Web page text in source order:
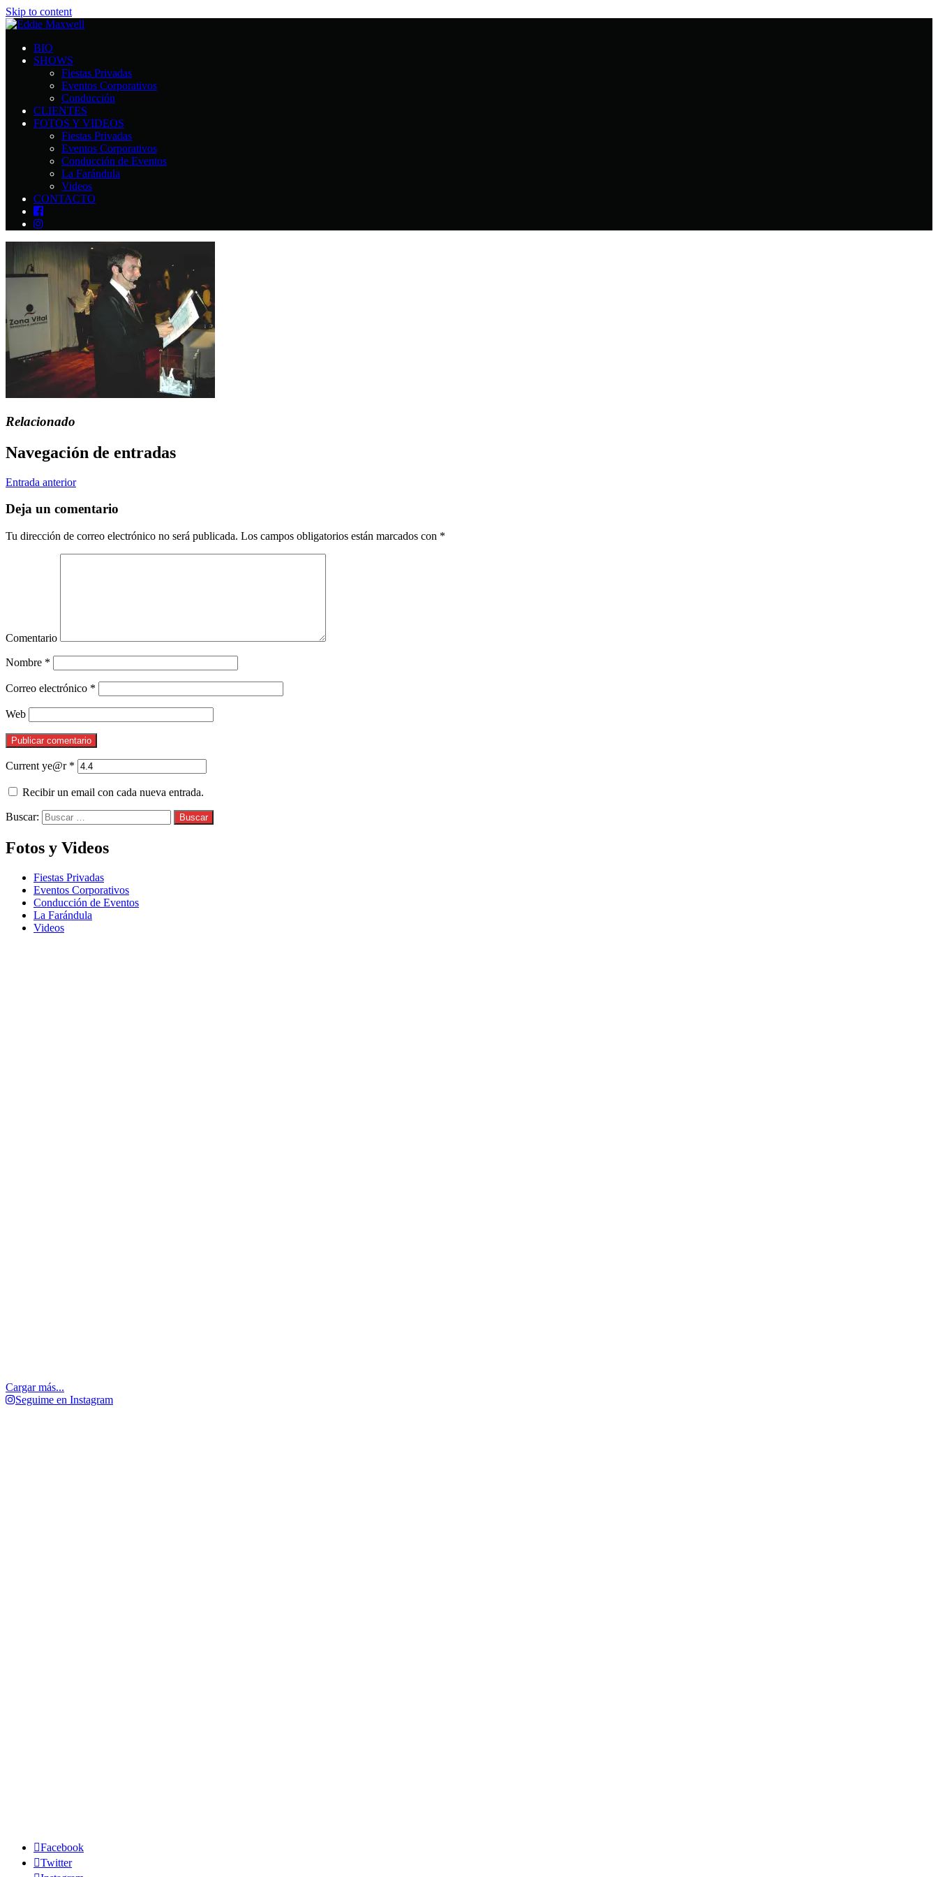
Skip to content
BIO
SHOWS
Fiestas Privadas
Eventos Corporativos
Conducción
CLIENTES
FOTOS Y VIDEOS
Fiestas Privadas
Eventos Corporativos
Conducción de Eventos
La Farándula
Videos
CONTACTO
Relacionado
Navegación de entradas
Entrada anterior
Deja un comentario
Tu dirección de correo electrónico no será publicada. Los campos obligatorios están marcados con *
Comentario
Nombre *
Correo electrónico *
Web
Current ye@r *
Recibir un email con cada nueva entrada.
Buscar:
Fotos y Videos
Fiestas Privadas
Eventos Corporativos
Conducción de Eventos
La Farándula
Videos
Cargar más...
Seguime en Instagram
Facebook
Twitter